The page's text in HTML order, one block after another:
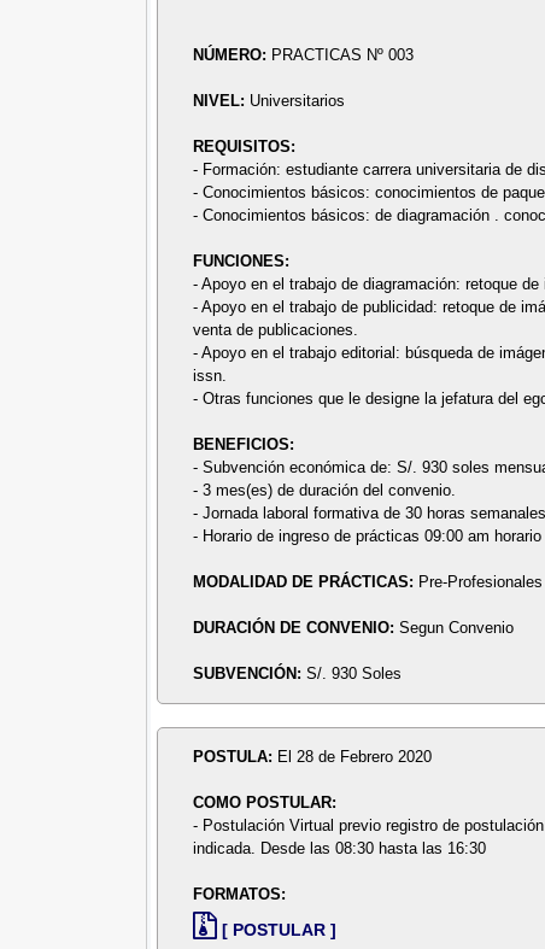
NÚMERO: PRACTICAS Nº 003
NIVEL: Universitarios
REQUISITOS:
- Formación: estudiante carrera universitaria de
- Conocimientos básicos: conocimientos de
- Conocimientos básicos: de diagramación .
FUNCIONES:
- Apoyo en el trabajo de diagramación: retoque
- Apoyo en el trabajo de publicidad: retoque de
venta de publicaciones.
- Apoyo en el trabajo editorial: búsqueda de
issn.
- Otras funciones que le designe la jefatura del
BENEFICIOS:
- Subvención económica de: S/. 930 soles
- 3 mes(es) de duración del convenio.
- Jornada laboral formativa de 30 horas
- Horario de ingreso de prácticas 09:00 am
MODALIDAD DE PRÁCTICAS: Pre-Profesionales
DURACIÓN DE CONVENIO:Segun Convenio
SUBVENCIÓN:S/. 930 Soles
POSTULA: El 28 de Febrero 2020
COMO POSTULAR:
- Postulación Virtual previo registro de
indicada. Desde las 08:30 hasta las 16:30
FORMATOS:
[ POSTULAR ]